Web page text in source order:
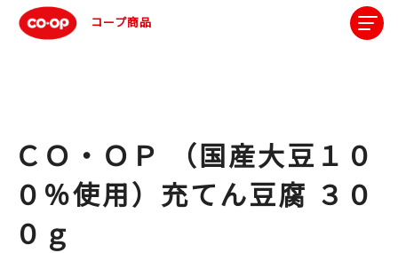
コープ商品
ＣＯ・ＯＰ （国産大豆１０
０％使用）充てん豆腐 ３０
０ｇ